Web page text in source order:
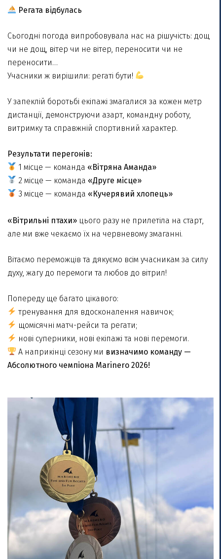
Регата відбулась
Сьогодні погода випробовувала нас на рішучість: дощ
чи не дощ, вітер чи не вітер, переносити чи не
переносити…
Учасники ж вирішили: регаті бути!
У запеклій боротьбі екіпажі змагалися за кожен метр
дистанції, демонструючи азарт, командну роботу,
витримку та справжній спортивний характер.
Результати перегонів:
1 місце — команда «Вітряна Аманда»
2 місце — команда «Друге місце»
3 місце — команда «Кучерявий хлопець»
«Вітрильні птахи» цього разу не прилетіла на старт,
але ми вже чекаємо їх на червневому змаганні.
Вітаємо переможців та дякуємо всім учасникам за силу
духу, жагу до перемоги та любов до вітрил!
Попереду ще багато цікавого:
тренування для вдосконалення навичок;
щомісячні матч-рейси та регати;
нові суперники, нові екіпажі та нові перемоги.
А наприкінці сезону ми визначимо команду —
Абсолютного чемпіона Marinero 2026!